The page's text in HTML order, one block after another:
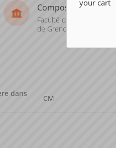
Composante
Faculté d'Economie
de Grenoble (FEG)
dans
CM
your cart